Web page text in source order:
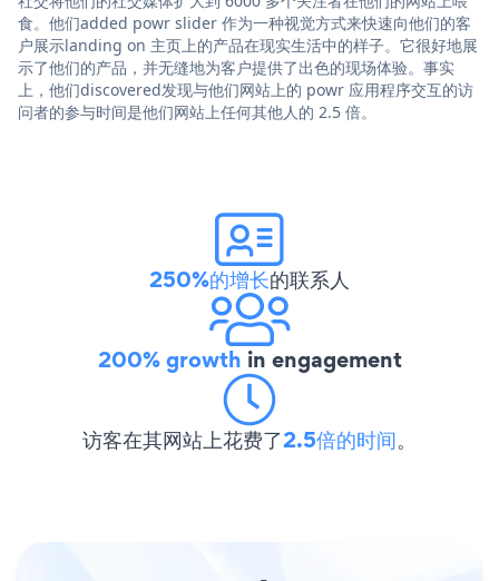
食。他们added powr slider 作为一种视觉方式来快速向他们的客
户展示landing on 主页上的产品在现实生活中的样子。它很好地展
示了他们的产品，并无缝地为客户提供了出色的现场体验。事实
上，他们discovered发现与他们网站上的 powr 应用程序交互的访
问者的参与时间是他们网站上任何其他人的 2.5 倍。
250%的增长的联系人
200% growth in engagement
访客在其网站上花费了2.5倍的时间。